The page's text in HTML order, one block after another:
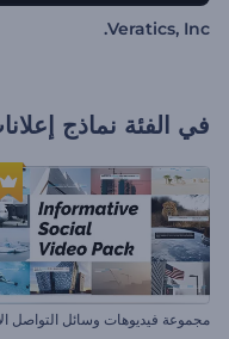
Veratics, Inc.
في الفئة نماذج